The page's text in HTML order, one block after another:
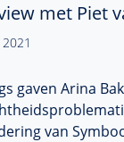
met Piet
gaven Arina
van